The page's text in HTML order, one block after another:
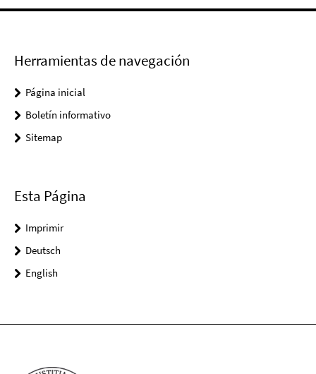
Herramientas de navegación
Página inicial
Boletín informativo
Sitemap
Esta Página
Imprimir
Deutsch
English